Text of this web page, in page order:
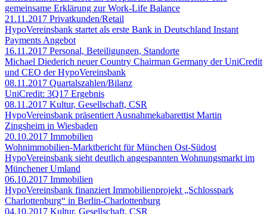
gemeinsame Erklärung zur Work-Life Balance
21.11.2017 Privatkunden/Retail
HypoVereinsbank startet als erste Bank in Deutschland Instant
Payments Angebot
16.11.2017 Personal, Beteiligungen, Standorte
Michael Diederich neuer Country Chairman Germany der UniCredit
und CEO der HypoVereinsbank
08.11.2017 Quartalszahlen/Bilanz
UniCredit: 3Q17 Ergebnis
08.11.2017 Kultur, Gesellschaft, CSR
HypoVereinsbank präsentiert Ausnahmekabarettist Martin
Zingsheim in Wiesbaden
20.10.2017 Immobilien
Wohnimmobilien-Marktbericht für München Ost-Südost
HypoVereinsbank sieht deutlich angespannten Wohnungsmarkt im
Münchener Umland
06.10.2017 Immobilien
HypoVereinsbank finanziert Immobilienprojekt „Schlosspark
Charlottenburg“ in Berlin-Charlottenburg
04.10.2017 Kultur, Gesellschaft, CSR